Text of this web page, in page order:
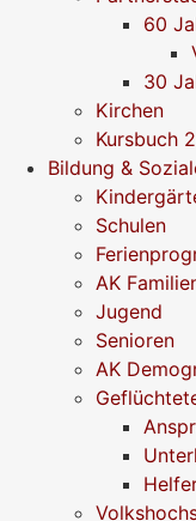
60
30
Kirchen
Kursbuch
Bildung &
Schulen
AK
Jugend
Senioren
AK